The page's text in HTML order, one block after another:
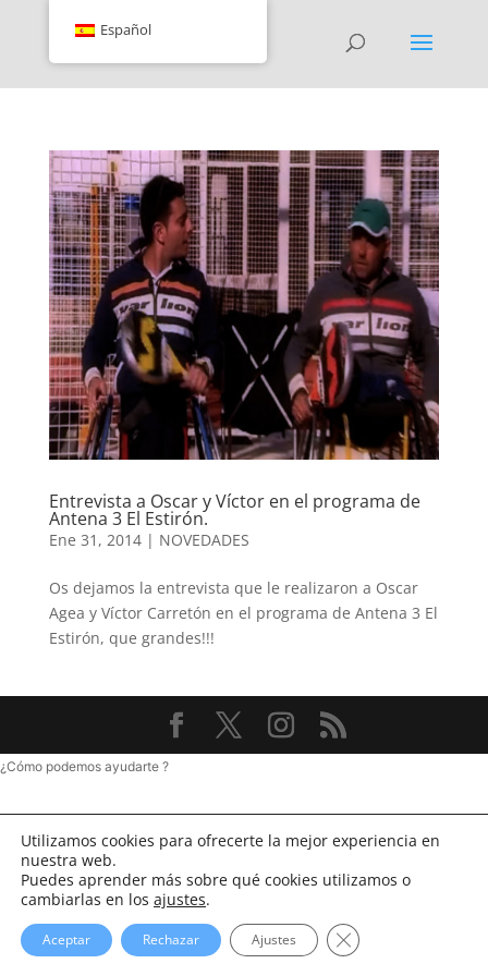
Entrevista a Oscar y Víctor en el programa de
Antena 3 El Estirón.
Ene 31, 2014| NOVEDADES
Os dejamos la entrevista que le realizaron a Oscar
Agea y Víctor Carretón en el programa de Antena 3 El
Estirón, que grandes!!!
Español
Utilizamos cookies para ofrecerte la mejor experiencia en
nuestra web.
Puedes aprender más sobre qué cookies utilizamos o
cambiarlas en los ajustes.
Aceptar Rechazar Ajustes Cerrar el banner de
¿Cómo podemos ayudarte ?